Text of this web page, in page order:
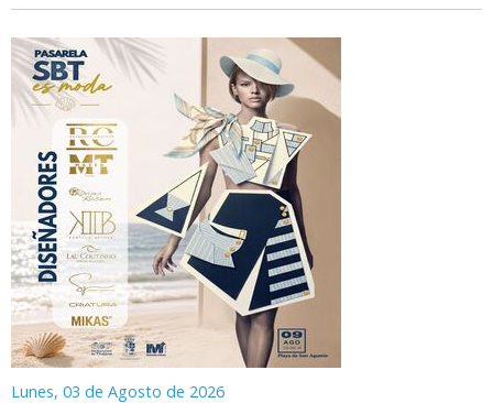
Lunes, 03 de Agosto de 2026